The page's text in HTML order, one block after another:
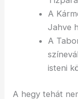
A
Jahve
A
isteni
A hegy tehát